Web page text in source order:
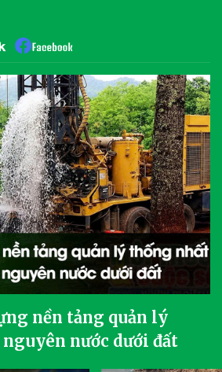
nền tảng quản lý
nước dưới đất